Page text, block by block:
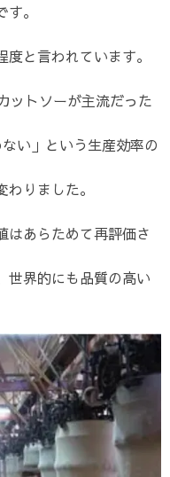
。
と言われています。
ットソーが主流だった
い」という生産効率の
りました。
はあらためて再評価さ
世界的にも品質の高い